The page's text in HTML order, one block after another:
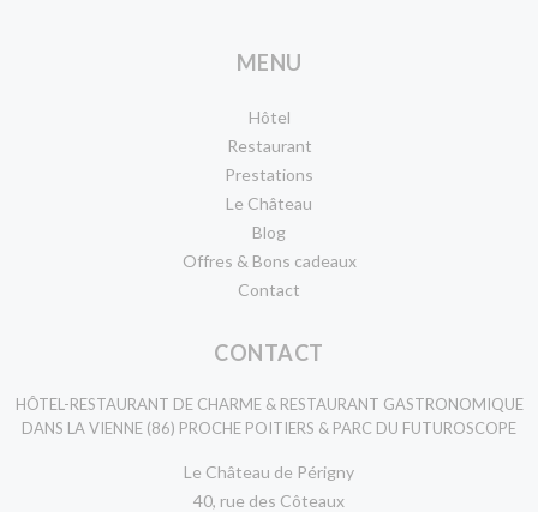
MENU
Hôtel
Restaurant
Prestations
Le Château
Blog
Offres & Bons cadeaux
Contact
CONTACT
HÔTEL-RESTAURANT DE CHARME & RESTAURANT GASTRONOMIQUE
DANS LA VIENNE (86) PROCHE POITIERS & PARC DU FUTUROSCOPE
Le Château de Périgny
40, rue des Côteaux